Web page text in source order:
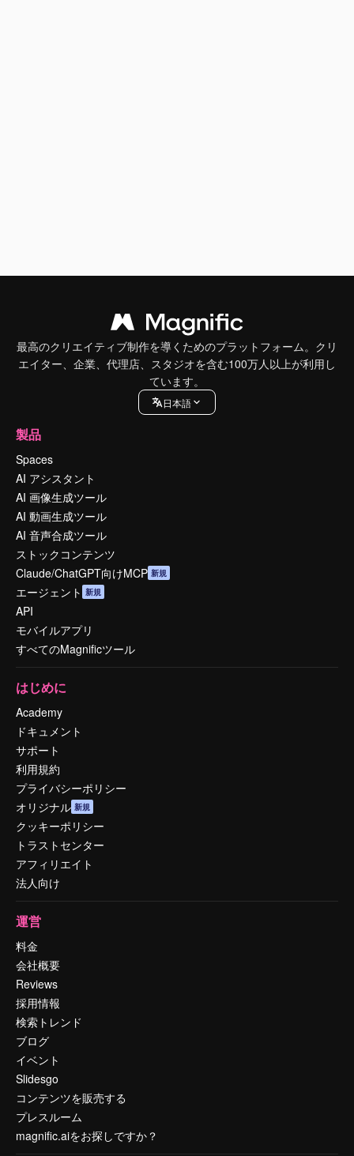
最高のクリエイティブ制作を導くためのプラットフォーム。クリ
エイター、企業、代理店、スタジオを含む100万人以上が利用し
ています。
日本語
製品
Spaces
AI アシスタント
AI 画像生成ツール
AI 動画生成ツール
AI 音声合成ツール
ストックコンテンツ
Claude/ChatGPT向けMCP 新規
エージェント 新規
API
モバイルアプリ
すべてのMagnificツール
はじめに
Academy
ドキュメント
サポート
利用規約
プライバシーポリシー
オリジナル 新規
クッキーポリシー
トラストセンター
アフィリエイト
法人向け
運営
料金
会社概要
Reviews
採用情報
検索トレンド
ブログ
イベント
Slidesgo
コンテンツを販売する
プレスルーム
magnific.aiをお探しですか？